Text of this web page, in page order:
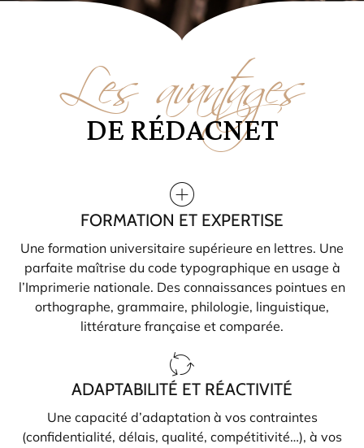
Les avantages
DE RÉDACNET
FORMATION ET EXPERTISE
Une formation universitaire supérieure en lettres. Une
parfaite maîtrise du code typographique en usage à
l’Imprimerie nationale. Des connaissances pointues en
orthographe, grammaire, philologie, linguistique,
littérature française et comparée.
ADAPTABILITÉ ET RÉACTIVITÉ
Une capacité d’adaptation à vos contraintes
(confidentialité, délais, qualité, compétitivité…), à vos